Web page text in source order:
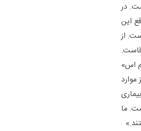
در
در واقع این
عبور کرده است. از
از هر ۴ بیمار، ۳ نفر خانم و ۱ نفر آقاست.
اس»
موارد
ما